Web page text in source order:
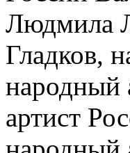
Людмила
Гладков,
народный
артист